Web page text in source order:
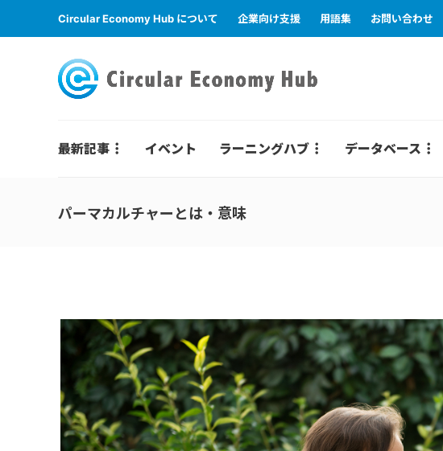
Circular Economy Hub について 企業向け支援 用語集 お問い合わせ
最新記事 イベント ラーニングハブ データベース
パーマカルチャーとは・意味